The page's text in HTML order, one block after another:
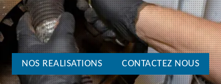
NOS REALISATIONS CONTACTEZ NOUS